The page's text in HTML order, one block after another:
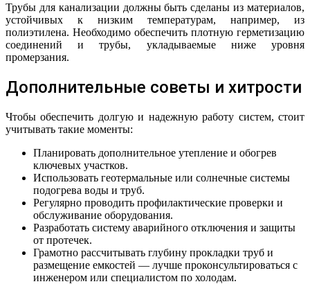
Трубы для канализации должны быть сделаны из материалов,
устойчивых к низким температурам, например, из
полиэтилена. Необходимо обеспечить плотную герметизацию
соединений и трубы, укладываемые ниже уровня
промерзания.
Дополнительные советы и хитрости
Чтобы обеспечить долгую и надежную работу систем, стоит
учитывать такие моменты:
Планировать дополнительное утепление и обогрев
ключевых участков.
Использовать геотермальные или солнечные системы
подогрева воды и труб.
Регулярно проводить профилактические проверки и
обслуживание оборудования.
Разработать систему аварийного отключения и защиты
от протечек.
Грамотно рассчитывать глубину прокладки труб и
размещение емкостей — лучше проконсультироваться с
инженером или специалистом по холодам.